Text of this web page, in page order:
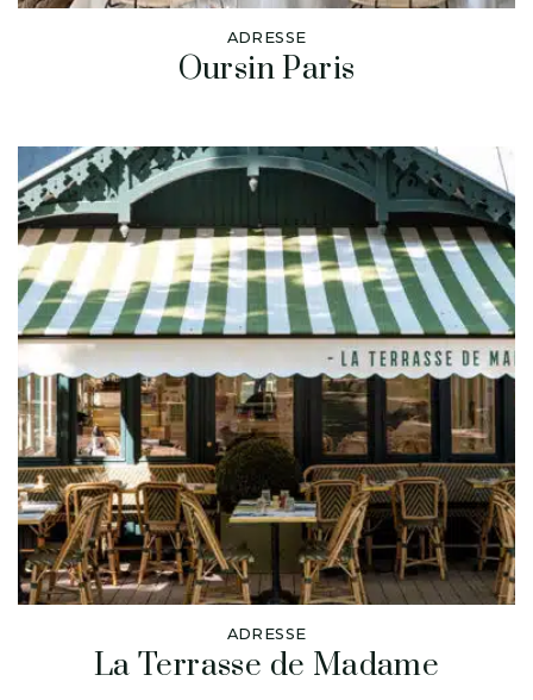
ADRESSE
Oursin Paris
ADRESSE
La Terrasse de Madame